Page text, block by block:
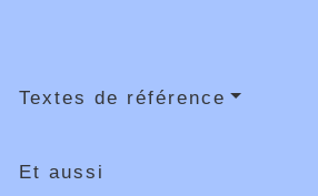
Textes de référence
Et aussi